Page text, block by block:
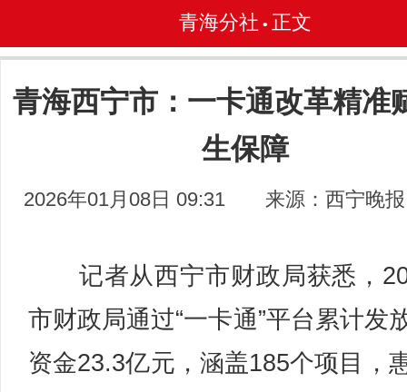
青海分社 • 正文
青海西宁市：一卡通改革精准
生保障
2026年01月08日 09:31 来源：西宁晚报
记者从西宁市财政局获悉，
市财政局通过“一卡通”平台累计发
资金23.3亿元，涵盖185个项目，